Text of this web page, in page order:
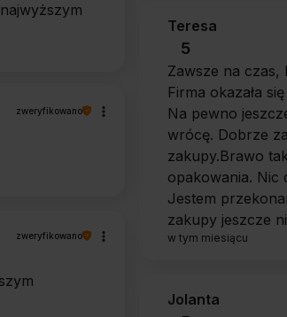
Teresa
5
Zawsze na czas,
Firma okazała
Na pewno
wrócę. Dobrze
zakupy.Brawo
opakowania. Nic
Jestem
zakupy jeszcze
w tym miesiącu
zweryfikowano
zweryfikowano
Jolanta